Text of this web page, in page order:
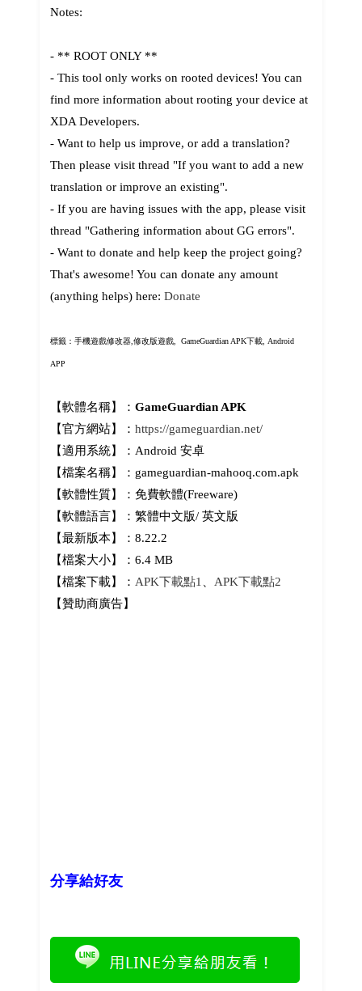
Notes:
- ** ROOT ONLY **
- This tool only works on rooted devices! You can
find more information about rooting your device at
XDA Developers.
- Want to help us improve, or add a translation?
Then please visit thread "If you want to add a new
translation or improve an existing".
- If you are having issues with the app, please visit
thread "Gathering information about GG errors".
- Want to donate and help keep the project going?
That's awesome! You can donate any amount
(anything helps) here: Donate
標籤：手機遊戲修改器,修改版遊戲, GameGuardian APK下載, Android
APP
【軟體名稱】： GameGuardian APK
【官方網站】： https://gameguardian.net/
【適用系統】：Android 安卓
【檔案名稱】：gameguardian-mahooq.com.apk
【軟體性質】：免費軟體(Freeware)
【軟體語言】：繁體中文版/ 英文版
【最新版本】：8.22.2
【檔案大小】：6.4 MB
【檔案下載】： APK下載點1、 APK下載點2
【贊助商廣告】
分享給好友